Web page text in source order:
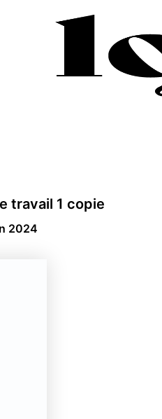
travail 1 copie
2024